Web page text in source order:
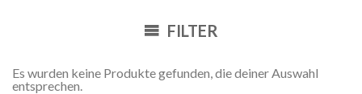
FILTER
Es wurden keine Produkte gefunden, die deiner Auswahl
entsprechen.